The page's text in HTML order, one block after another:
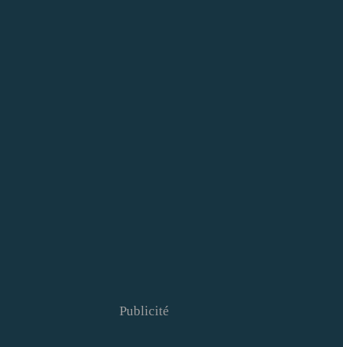
Publicité